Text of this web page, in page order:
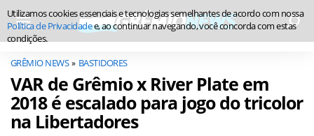
GRÊMIO NEWS BASTIDORES
VAR de Grêmio x River Plate em
2018 é escalado para jogo do tricolor
na Libertadores
Utilizamos cookies essenciais e tecnologias semelhantes de acordo com nossa
Política de Privacidadee, ao continuar navegando, você concorda com estas
condições.